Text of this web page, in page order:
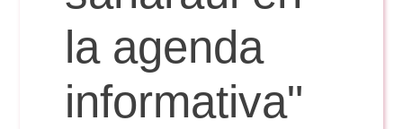
Comunicación Audiovisual
Doble Grado PER/CAV
Publicidad y RR.PP
Comunicación Audiovisual
#miTFG
#YoPractico
la agenda
informativa"